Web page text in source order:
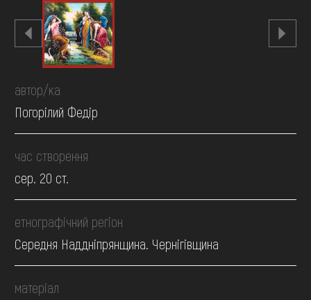
автор/ка
Погорілий Федір
час створення
сер. 20 ст.
етнографічний регіон
Середня Наддніпрянщина. Чернігівщина
матеріал